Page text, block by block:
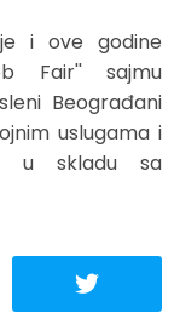
i ove godine
Fair'' sajmu
Beograđani
uslugama i
u skladu sa